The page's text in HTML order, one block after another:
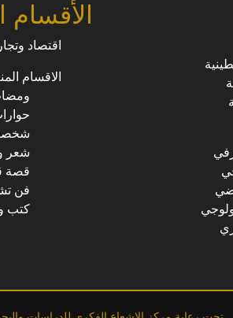
الأقسام
اقتصاد
الاقسام
شعر
قصة
فن
كتب